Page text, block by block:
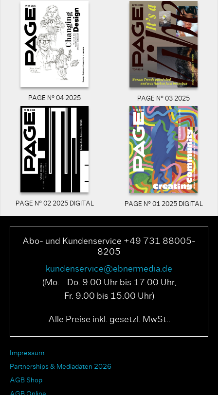
PAGE N° 04 2025 PAGE N° 03 2025
PAGE N° 02 2025 DIGITAL PAGE N° 01 2025 DIGITAL
Abo- und Kundenservice +49 731 88005-
8205
kundenservice@ebnermedia.de
(Mo. - Do. 9.00 Uhr bis 17.00 Uhr,
Fr. 9.00 bis 15.00 Uhr)
Alle Preise inkl. gesetzl. MwSt..
Impressum
Partnerships & Mediadaten 2026
AGB Shop